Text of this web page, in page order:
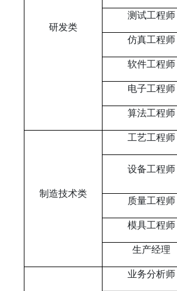
研发类
测试工程师
仿真工程师
软件工程师
电子工程师
算法工程师
制造技术类
工艺工程师
设备工程师
质量工程师
模具工程师
生产经理
业务分析师